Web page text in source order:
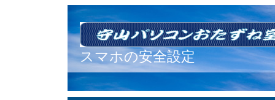
スマホの安全設定